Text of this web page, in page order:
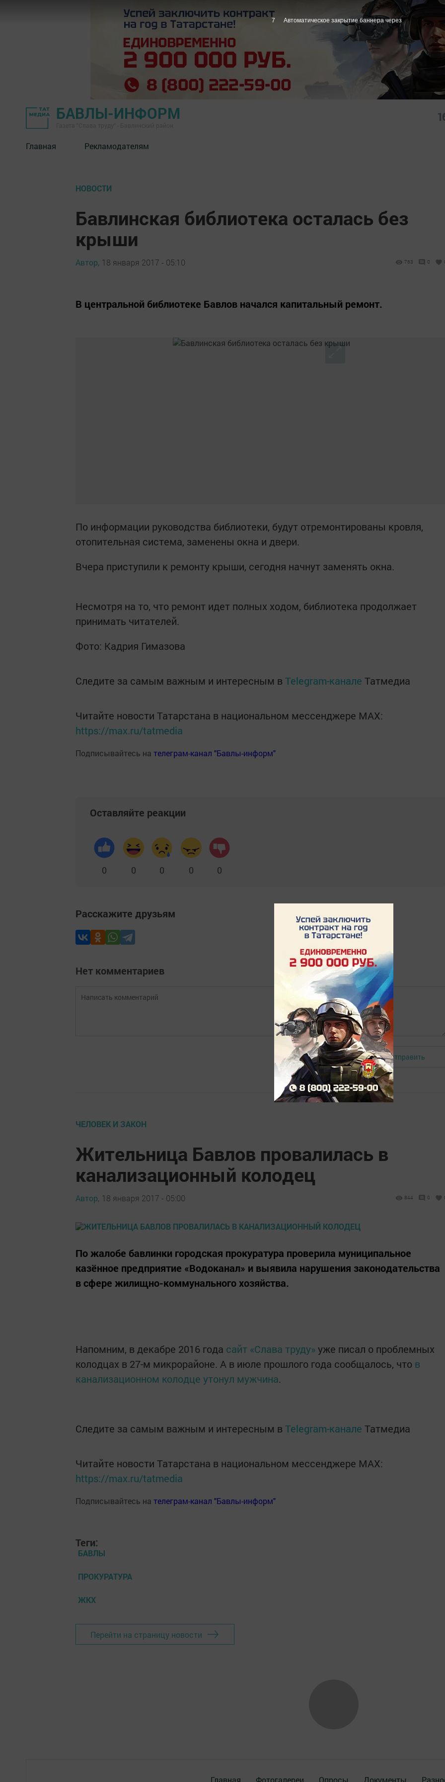
БАВЛЫ-ИНФОРМ
Главная Рекламодателям
НОВОСТИ
Бавлинская библиотека осталась без
крыши
Автор, 18 января 2017 - 05:10 763 0
В центральной библиотеке Бавлов начался капитальный ремонт.
По информации руководства библиотеки, будут отремонтированы кровля,
отопительная система, заменены окна и двери.
Вчера приступили к ремонту крыши, сегодня начнут заменять окна.
Несмотря на то, что ремонт идет полных ходом, библиотека продолжает
принимать читателей.
Фото: Кадрия Гимазова
Следите за самым важным и интересным в Telegram-канале Татмедиа
Читайте новости Татарстана в национальном мессенджере MАХ:
https://max.ru/tatmedia
Подписывайтесь на телеграм-канал "Бавлы-информ"
Оставляйте реакции
0 0 0 0 0
Расскажите друзьям
Нет комментариев
Авторизоваться Отправить
ЧЕЛОВЕК И ЗАКОН
Жительница Бавлов провалилась в
канализационный колодец
Автор, 18 января 2017 - 05:00 844 0
По жалобе бавлинки городская прокуратура проверила муниципальное
казённое предприятие «Водоканал» и выявила нарушения законодательства
в сфере жилищно-коммунального хозяйства.
Напомним, в декабре 2016 года сайт «Слава труду»уже писал о проблемных
колодцах в 27-м микрорайоне. А в июле прошлого года сообщалось, что в
канализационном колодце утонул мужчина.
Следите за самым важным и интересным в Telegram-канале Татмедиа
Читайте новости Татарстана в национальном мессенджере MАХ:
https://max.ru/tatmedia
Подписывайтесь на телеграм-канал "Бавлы-информ"
Теги:
БАВЛЫ
ПРОКУРАТУРА
ЖКХ
Перейти на страницу новости
Главная Фотогалереи Опросы Документы
6 Автоматическое закрытие баннера через